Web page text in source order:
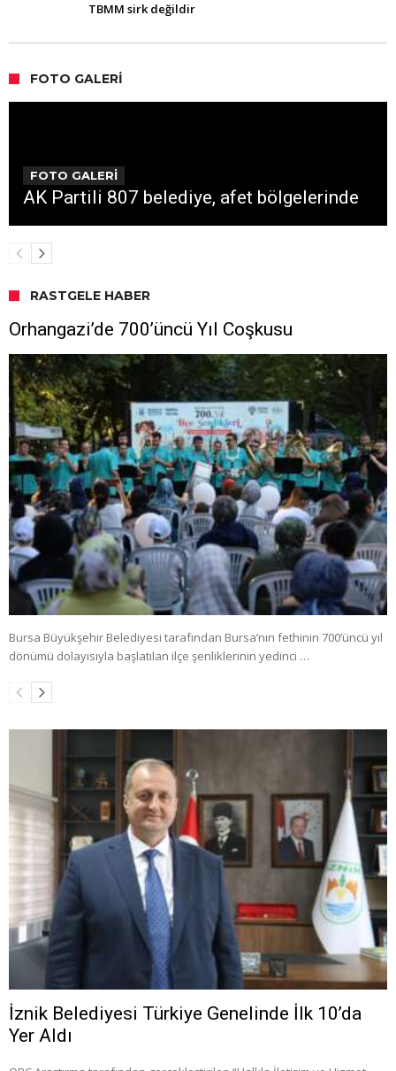
TBMM sirk değildir
FOTO GALERI
FOTO GALERİ
AK Partili 807 belediye, afet bölgelerinde
RASTGELE HABER
Orhangazi’de 700’üncü Yıl Coşkusu
Bursa Büyükşehir Belediyesi tarafından Bursa’nın fethinin 700’üncü yıl
dönümü dolayısıyla başlatılan ilçe şenliklerinin yedinci …
İznik Belediyesi Türkiye Genelinde İlk 10’da
Yer Aldı